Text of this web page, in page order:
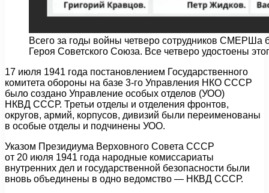
Всего за годы войны четверо сотрудников
Героя Советского Союза. Все четверо удостоены
17 июля 1941 года постановлением Государственного
комитета обороны на базе 3-го Управления НКО СССР
было создано Управление особых отделов (УОО)
НКВД СССР. Третьи отделы и отделения фронтов,
округов, армий, корпусов, дивизий были переименованы
в особые отделы и подчинены УОО.
Указом Президиума Верховного Совета СССР
от 20 июля 1941 года народные комиссариаты
внутренних дел и государственной безопасности были
вновь объединены в одно ведомство — НКВД СССР.